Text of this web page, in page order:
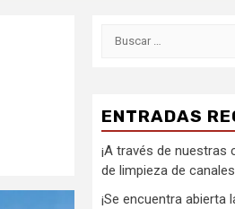
ENTRADAS
¡A través de nuestras
de limpieza de
¡Se encuentra abierta